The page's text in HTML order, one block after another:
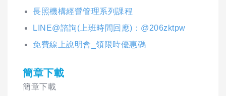
長照機構經營管理系列課程
LINE@諮詢(上班時間回應)：@206zktpw
免費線上說明會_領限時優惠碼
簡章下載
簡章下載